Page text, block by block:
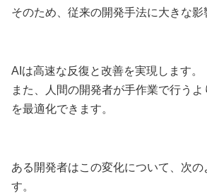
そのため、従来の開発手法に大きな影
AIは高速な反復と改善を実現します。
また、人間の開発者が手作業で行う
を最適化できます。
ある開発者はこの変化について、次の
す。